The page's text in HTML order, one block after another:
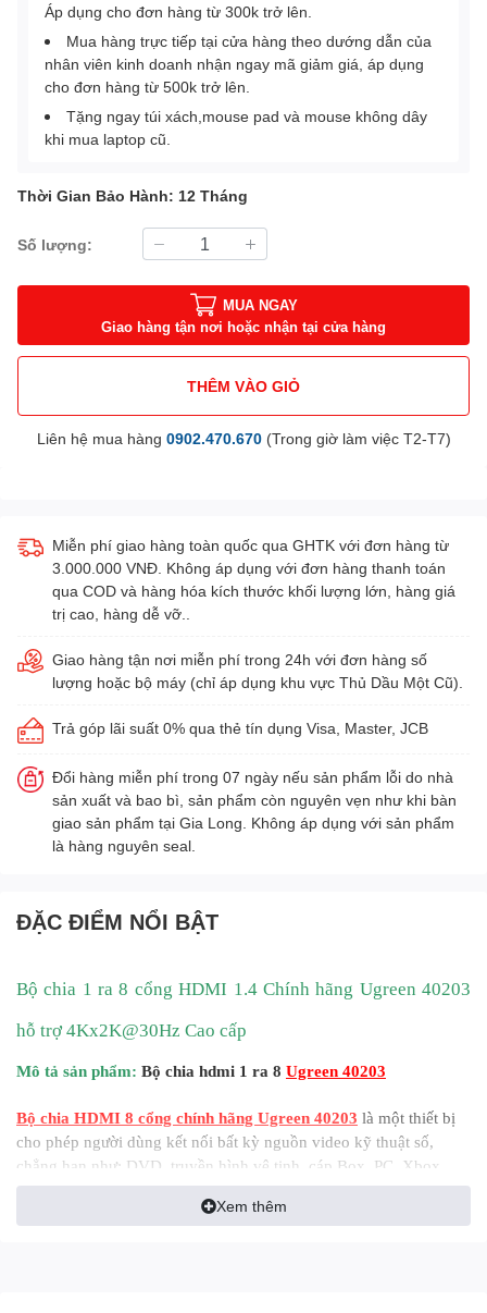
Áp dụng cho đơn hàng từ 300k trở lên.
Mua hàng trực tiếp tại cửa hàng theo dướng dẫn của
nhân viên kinh doanh nhận ngay mã giảm giá, áp dụng
cho đơn hàng từ 500k trở lên.
Tặng ngay túi xách,mouse pad và mouse không dây
khi mua laptop cũ.
Thời Gian Bảo Hành: 12 Tháng
Số lượng:
MUA NGAY
Giao hàng tận nơi hoặc nhận tại cửa hàng
THÊM VÀO GIỎ
Liên hệ mua hàng 0902.470.670(Trong giờ làm việc T2-T7)
Miễn phí giao hàng toàn quốc qua GHTK với đơn hàng từ
3.000.000 VNĐ. Không áp dụng với đơn hàng thanh toán
qua COD và hàng hóa kích thước khối lượng lớn, hàng giá
trị cao, hàng dễ vỡ..
Giao hàng tận nơi miễn phí trong 24h với đơn hàng số
lượng hoặc bộ máy (chỉ áp dụng khu vực Thủ Dầu Một Cũ).
Trả góp lãi suất 0% qua thẻ tín dụng Visa, Master, JCB
Đổi hàng miễn phí trong 07 ngày nếu sản phẩm lỗi do nhà
sản xuất và bao bì, sản phẩm còn nguyên vẹn như khi bàn
giao sản phẩm tại Gia Long. Không áp dụng với sản phẩm
là hàng nguyên seal.
ĐẶC ĐIỂM NỔI BẬT
Bộ chia 1 ra 8 cổng HDMI 1.4 Chính hãng Ugreen 40203
hỗ trợ 4Kx2K@30Hz Cao cấp
Mô tả sản phẩm: Bộ chia hdmi 1 ra 8 Ugreen 40203
Bộ chia HDMI 8 cổng chính hãng Ugreen 40203 là một thiết bị
cho phép người dùng kết nối bất kỳ nguồn video kỹ thuật số,
chẳng hạn như: DVD, truyền hình vệ tinh, cáp Box, PC, Xbox,
PS3 và nhiều hơn nữa với 8 màn hình HDMI kỹ thuật số
Thông số kỹ thuật: Bộ chia cổng HDMI 1 ra 8 Ugreen 40203 độ
Xem thêm